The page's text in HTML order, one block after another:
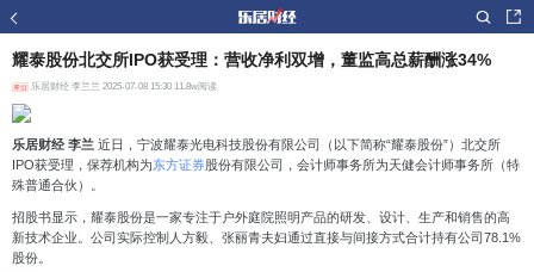
耀泰股份北交所IPO获受理：营收净利双增，董监高总薪酬涨34%
乐居财经 李兰兰 2025-07-08 15:30 11.8w阅读
乐居财经 李兰近日，宁波耀泰光电科技股份有限公司（以下简称“耀泰股份”）北交所
IPO获受理，保荐机构为东方证券股份有限公司，会计师事务所为天健会计师事务所（特
殊普通合伙）。
招股书显示，耀泰股份是一家专注于户外庭院照明产品的研发、设计、生产和销售的高
新技术企业。公司实际控制人方毅、张丽青夫妇通过直接与间接方式合计持有公司78.1%
股份。